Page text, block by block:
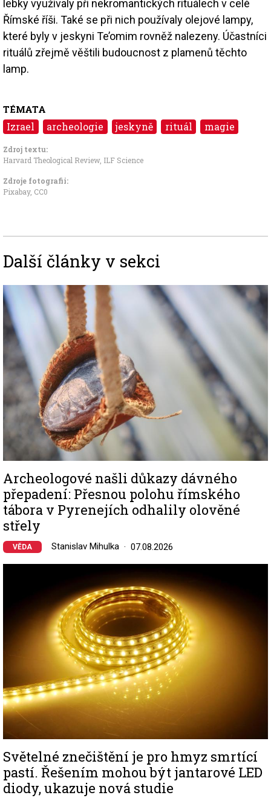
lebky využívaly při nekromantických rituálech v celé
Římské říši. Také se při nich používaly olejové lampy,
které byly v jeskyni Te’omim rovněž nalezeny. Účastníci
rituálů zřejmě věštili budoucnost z plamenů těchto
lamp.
TÉMATA
Izrael archeologie jeskyně rituál magie
Zdroj textu:
Harvard Theological Review, ILF Science
Zdroje fotografii:
Pixabay, CC0
Další články v sekci
Image
Archeologové našli důkazy dávného
přepadení: Přesnou polohu římského
tábora v Pyrenejích odhalily olověné
střely
VĚDA Stanislav Mihulka 07.08.2026
Světelné znečištění je pro hmyz smrtící
pastí. Řešením mohou být jantarové LED
diody, ukazuje nová studie